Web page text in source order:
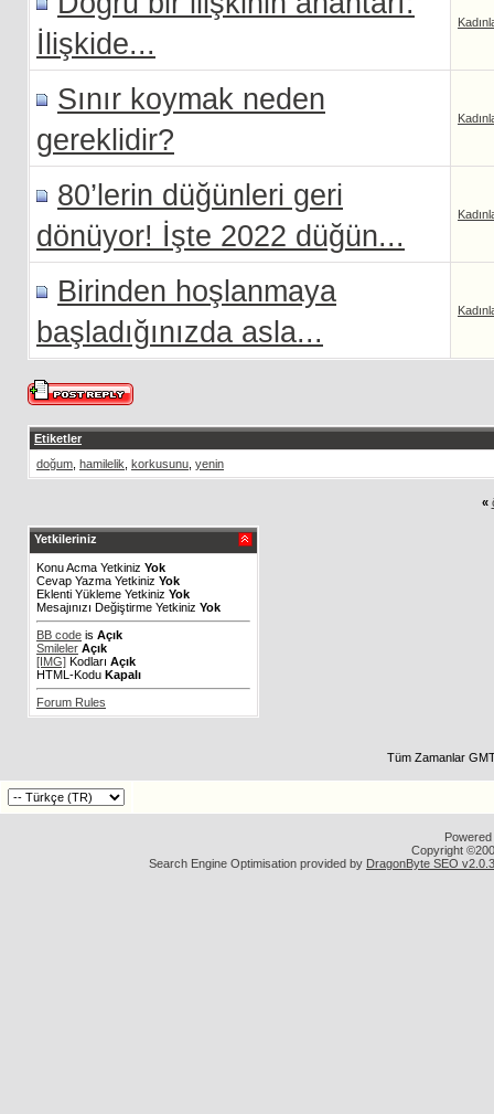
İlişkide...
Sınır koymak neden
gereklidir?
80’lerin düğünleri geri
dönüyor! İşte 2022 düğün...
Birinden hoşlanmaya
başladığınızda asla...
Etiketler
doğum hamilelik korkusunu yenin
«
Yetkileriniz
Konu Acma Yetkiniz Yok
Cevap Yazma Yetkiniz Yok
Eklenti Yükleme Yetkiniz Yok
Mesajınızı Değiştirme Yetkiniz Yok
BB code is Açık
Smileler Açık
[IMG] Kodları Açık
HTML-Kodu Kapalı
Forum Rules
Tüm Zamanlar
Copyright
Search Engine Optimisation provided by DragonByte SEO